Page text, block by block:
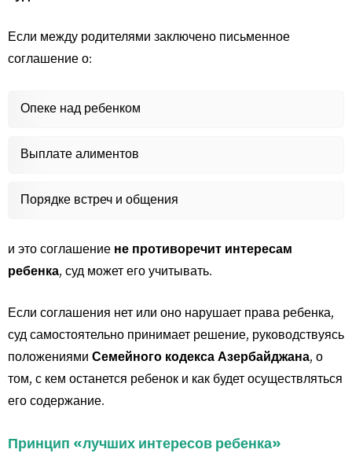
Если между родителями заключено письменное
соглашение о:
Опеке над ребенком
Выплате алиментов
Порядке встреч и общения
и это соглашение не противоречит интересам
ребенка, суд может его учитывать.
Если соглашения нет или оно нарушает права ребенка,
суд самостоятельно принимает решение, руководствуясь
положениями Семейного кодекса Азербайджана, о
том, с кем останется ребенок и как будет осуществляться
его содержание.
Принцип «лучших интересов ребенка»